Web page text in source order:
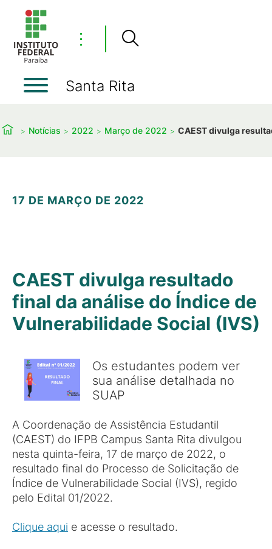
⋮
Santa Rita
Notícias 2022 Março de 2022 CAEST divulga
17 DE MARÇO DE 2022
CAEST divulga resultado
final da análise do Índice de
Vulnerabilidade Social (IVS)
Os estudantes podem ver
sua análise detalhada no
SUAP
A Coordenação de Assistência Estudantil
(CAEST) do IFPB Campus Santa Rita divulgou
nesta quinta-feira, 17 de março de 2022, o
resultado final do Processo de Solicitação de
Índice de Vulnerabilidade Social (IVS), regido
pelo Edital 01/2022.
Clique aqui e acesse o resultado.